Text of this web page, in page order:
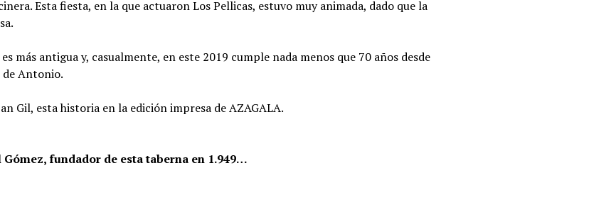
Esta fiesta, en la que actuaron Los Pellicas, estuvo muy animada, dado que la
más antigua y, casualmente, en este 2019 cumple nada menos que 70 años desde
de Antonio.
Gil, esta historia en la edición impresa de AZAGALA.
fundador de esta taberna en 1.949…